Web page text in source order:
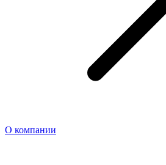
О компании